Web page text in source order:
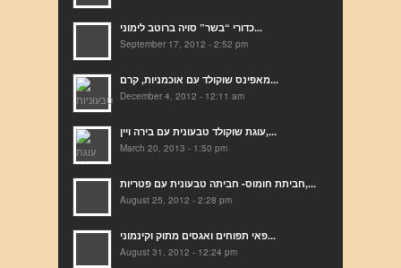
כדורי “בשר” סויה ברוטב לימוני...
September 17, 2012 - 2:52 pm
מאפינס שוקולד עם אוכמניות, קרם...
December 4, 2012 - 12:11 am
עוגת שוקולד טבעונית עם בירה ויין,...
March 20, 2013 - 1:50 pm
חביתת חומוס- חביתה טבעונית עם פטריות,...
August 25, 2012 - 2:28 pm
פאי תפוחים ואגסים מתוק וקינמוני...
August 31, 2012 - 12:24 pm